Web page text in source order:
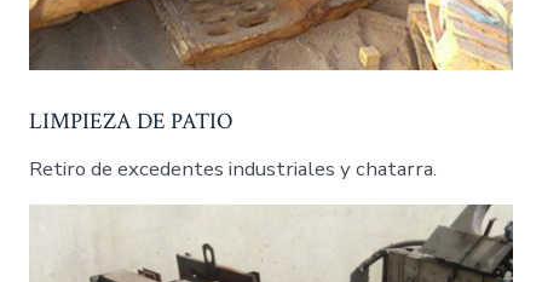
LIMPIEZA DE PATIO
Retiro de excedentes industriales y chatarra.